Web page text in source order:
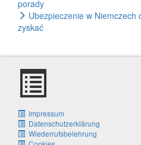
porady
Ubezpieczenie w Niemczech
zyskać
Impressum
Datenschutzerklärung
Wiederrufsbelehrung